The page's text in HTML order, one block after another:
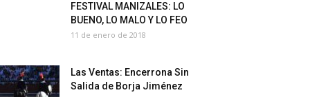
FESTIVAL MANIZALES: LO
BUENO, LO MALO Y LO FEO
11 de enero de 2018
Las Ventas: Encerrona Sin
Salida de Borja Jiménez